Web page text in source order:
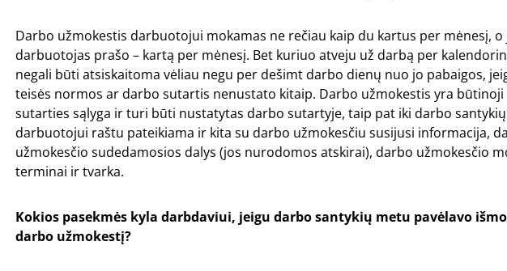
Darbo užmokestis darbuotojui mokamas ne rečiau kaip du kartus per mėnesį, o
darbuotojas prašo – kartą per mėnesį. Bet kuriuo atveju už darbą per
negali būti atsiskaitoma vėliau negu per dešimt darbo dienų nuo jo pabaigos,
teisės normos ar darbo sutartis nenustato kitaip. Darbo užmokestis yra
sutarties sąlyga ir turi būti nustatytas darbo sutartyje, taip pat iki darbo
darbuotojui raštu pateikiama ir kita su darbo užmokesčiu susijusi informacija,
užmokesčio sudedamosios dalys (jos nurodomos atskirai), darbo užmokesčio
terminai ir tvarka.
Kokios pasekmės kyla darbdaviui, jeigu darbo santykių metu pavėlavo
darbo užmokestį?